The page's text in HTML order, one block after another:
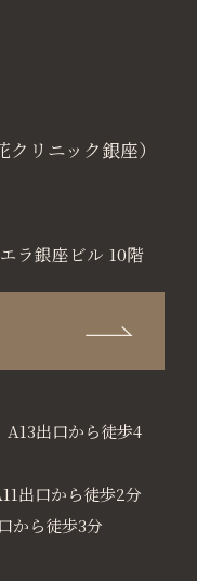
リニック銀座）
ラ銀座ビル 10階
出口から徒歩4
出口から徒歩2分
から徒歩3分